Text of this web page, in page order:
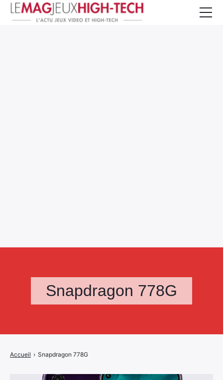
Snapdragon 778G
Accueil › Snapdragon 778G